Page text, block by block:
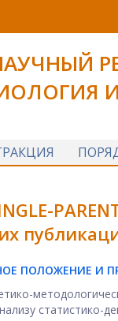
ПОЛОЖЕНИЕ И
статистико-